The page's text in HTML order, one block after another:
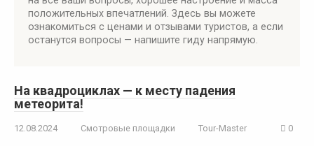
положительных впечатлений. Здесь вы можете
ознакомиться с ценами и отзывами туристов, а если
останутся вопросы — напишите гиду напрямую.
На квадроциклах — к месту падения
метеорита!
12.08.2024 Смотровые площадки Tour-Master 0